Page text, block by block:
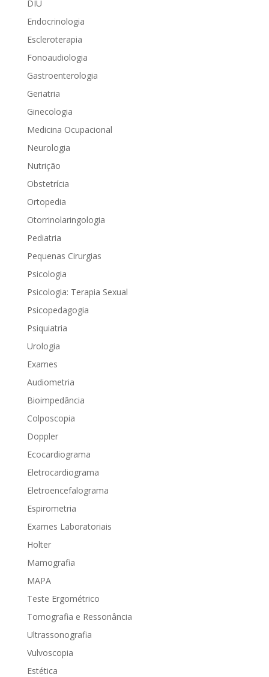
DIU
Endocrinologia
Escleroterapia
Fonoaudiologia
Gastroenterologia
Geriatria
Ginecologia
Medicina Ocupacional
Neurologia
Nutrição
Obstetrícia
Ortopedia
Otorrinolaringologia
Pediatria
Pequenas Cirurgias
Psicologia
Psicologia: Terapia Sexual
Psicopedagogia
Psiquiatria
Urologia
Exames
Audiometria
Bioimpedância
Colposcopia
Doppler
Ecocardiograma
Eletrocardiograma
Eletroencefalograma
Espirometria
Exames Laboratoriais
Holter
Mamografia
MAPA
Teste Ergométrico
Tomografia e Ressonância
Ultrassonografia
Vulvoscopia
Estética